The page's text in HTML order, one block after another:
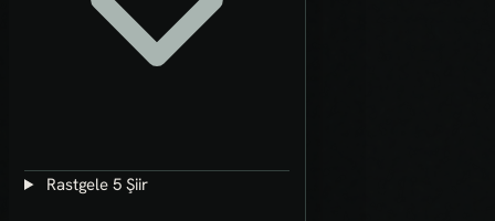
Rastgele 5 Şiir